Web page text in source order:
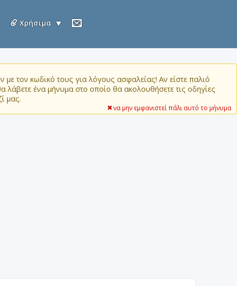
Χρήσιμα
τον κωδικό τους για λόγους ασφαλείας! Αν είστε παλιό
λάβετε ένα μήνυμα στο οποίο θα ακολουθήσετε τις οδηγίες
μας.
να μην εμφανιστεί πάλι αυτό το μήνυμα